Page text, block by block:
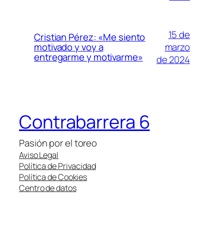
Cristian Pérez: «Me siento
motivado y voy a
entregarme y motivarme»
15 de
marzo
de 2024
Contrabarrera 6
Pasión por el toreo
Aviso Legal
Política de Privacidad
Política de Cookies
Centro de datos